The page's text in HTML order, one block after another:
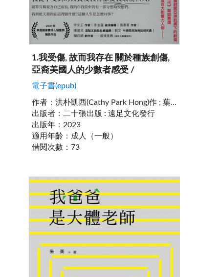
1.我受傷, 故而我存在 關於種族創傷,
亞裔美國人的少數者感受 /
電子書(epub)
作者： 洪朴凱西(Cathy Park Hong)作 ; 葉佳怡譯
出版者： 二十張出版 : 遠足文化發行
出版年： 2023
適用年齡： 成人（一般）
借閱次數 ： 73